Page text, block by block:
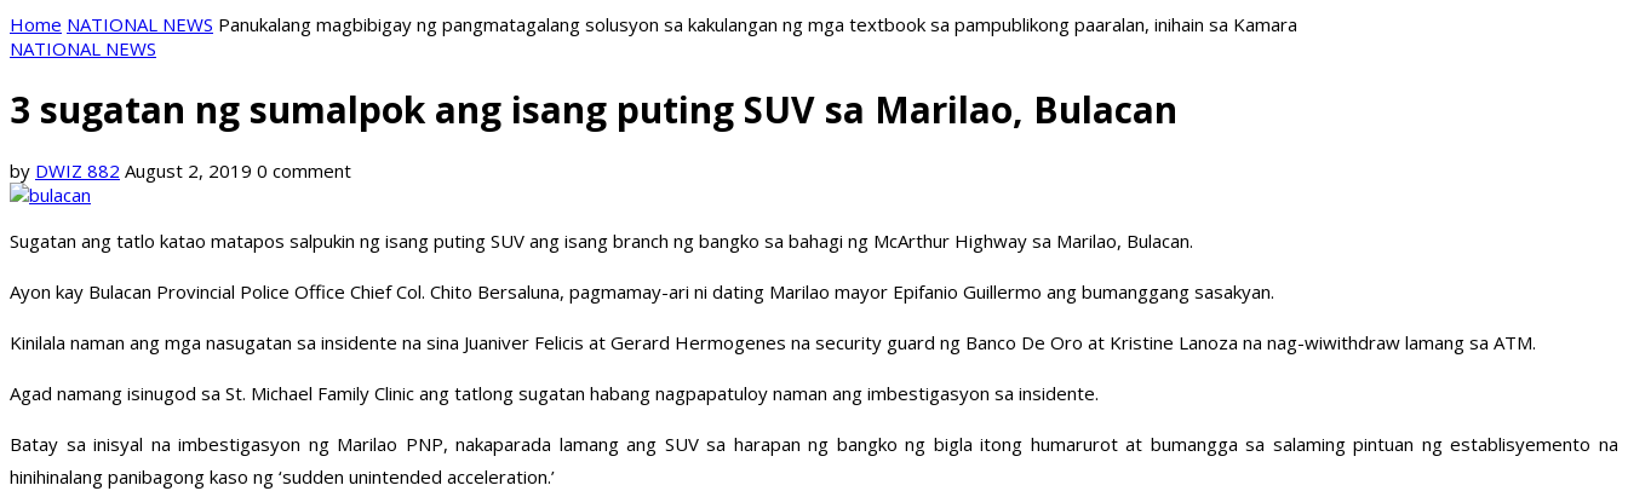
Home NATIONAL NEWS Panukalang magbibigay ng pangmatagalang solusyon sa kakulangan ng mga textbook sa pampublikong paaralan, inihain sa Kamara
NATIONAL NEWS
3 sugatan ng sumalpok ang isang puting SUV sa Marilao, Bulacan
by DWIZ 882 August 2, 2019 0 comment
Sugatan ang tatlo katao matapos salpukin ng isang puting SUV ang isang branch ng bangko sa bahagi ng McArthur Highway sa Marilao, Bulacan.
Ayon kay Bulacan Provincial Police Office Chief Col. Chito Bersaluna, pagmamay-ari ni dating Marilao mayor Epifanio Guillermo ang bumanggang sasakyan.
Kinilala naman ang mga nasugatan sa insidente na sina Juaniver Felicis at Gerard Hermogenes na security guard ng Banco De Oro at Kristine Lanoza na nag-wiwithdraw lamang sa ATM.
Agad namang isinugod sa St. Michael Family Clinic ang tatlong sugatan habang nagpapatuloy naman ang imbestigasyon sa insidente.
Batay sa inisyal na imbestigasyon ng Marilao PNP, nakaparada lamang ang SUV sa harapan ng bangko ng bigla itong humarurot at bumangga sa salaming pintuan ng establisyemento na
hinihinalang panibagong kaso ng ‘sudden unintended acceleration.’